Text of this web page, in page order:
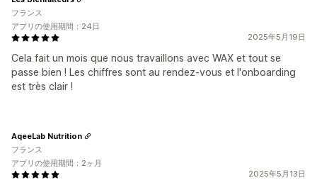
2025年5月19日
Cela fait un mois que nous travaillons avec WAX et tout se
passe bien ! Les chiffres sont au rendez-vous et l'onboarding
est très clair !
フランス
アプリの使用期間：24日
2025年5月13日
AqeeLab Nutrition
フランス
アプリの使用期間：2ヶ月